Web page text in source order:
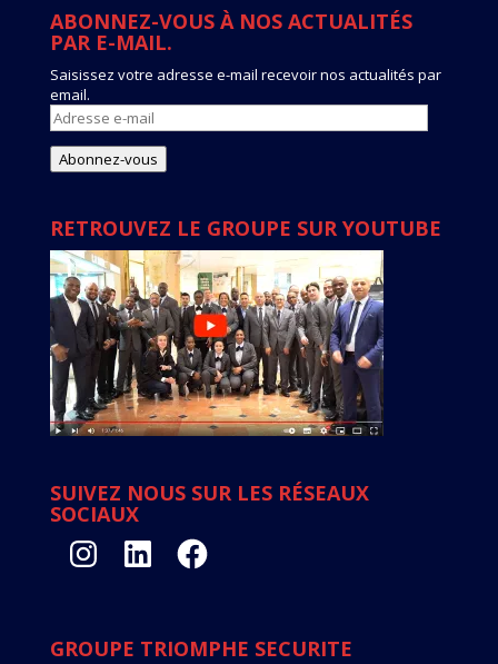
ABONNEZ-VOUS À NOS ACTUALITÉS
PAR E-MAIL.
Saisissez votre adresse e-mail recevoir nos actualités par
email.
Adresse
e-
mail
Abonnez-vous
RETROUVEZ LE GROUPE SUR YOUTUBE
SUIVEZ NOUS SUR LES RÉSEAUX
SOCIAUX
InstagramLinkedIn Facebook
GROUPE TRIOMPHE SECURITE